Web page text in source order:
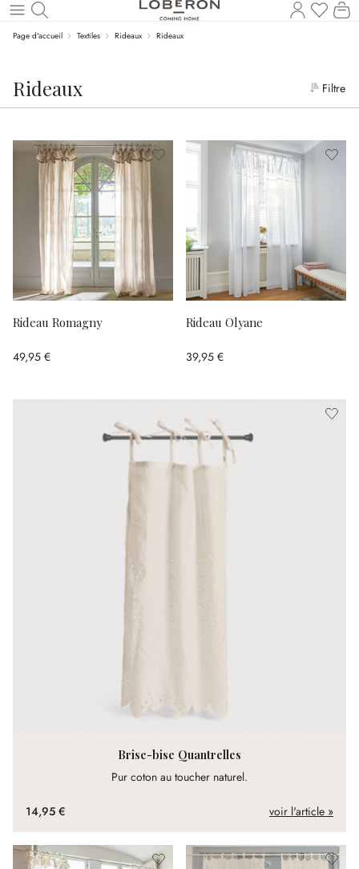
Revenir au contenu principal
Page d'accueil Textiles Rideaux Rideaux
Rideaux Filtre
Rideau Romagny
49,95 €
Brise-bise Quantrelles
Pur coton au toucher naturel.
14,95 € voir l'article »
Rideau Olyane
39,95 €